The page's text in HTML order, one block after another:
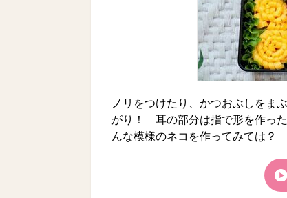
ノリをつけたり、かつおぶしをま
がり！ 耳の部分は指で形を作っ
んな模様のネコを作ってみては？